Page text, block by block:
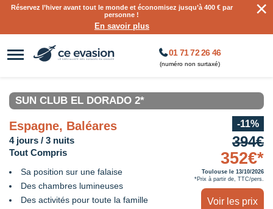
Réservez l’hiver avant tout le monde et économisez jusqu’à 400 € par
personne !
En savoir plus
×
01 71 72 26 46
(numéro non surtaxé)
SUN CLUB EL DORADO 2*
Espagne, Baléares
4 jours / 3 nuits
Tout Compris
Sa position sur une falaise
Des chambres lumineuses
Des activités pour toute la famille
-11%
394€
352€*
Toulouse le 13/10/2026
*Prix à partir de, TTC/pers.
Voir les prix